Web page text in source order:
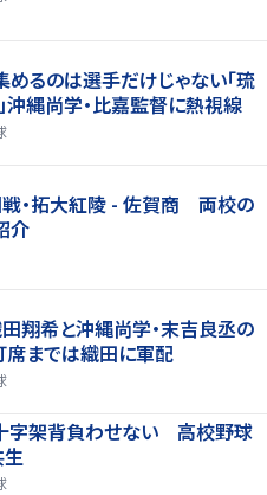
めるのは選手だけじゃない「琉
沖縄尚学・比嘉監督に熱視線
戦・拓大紅陵 - 佐賀商 両校の
介
田翔希と沖縄尚学・末吉良丞の
までは織田に軍配
字架背負わせない 高校野球
生